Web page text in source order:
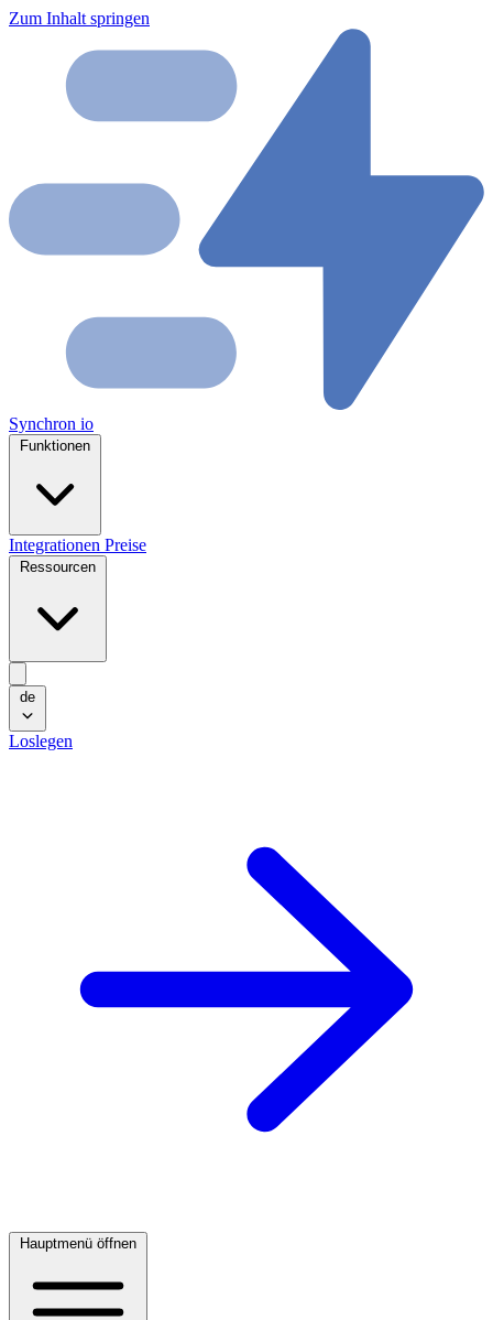
Zum Inhalt springen
Synchron io
Integrationen Preise
de
Loslegen
Hauptmenü öffnen